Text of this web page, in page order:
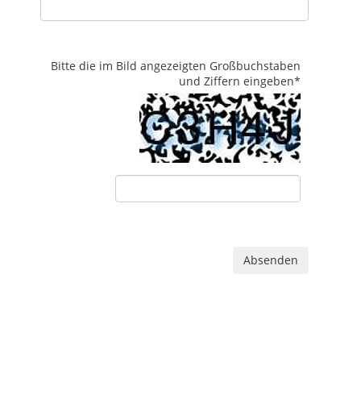
Bitte die im Bild angezeigten Großbuchstaben
und Ziffern eingeben*
Absenden